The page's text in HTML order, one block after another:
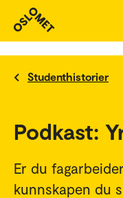
Studenthistorier
Podkast:
Er du
kunnskapen du